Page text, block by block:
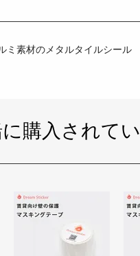
ミ素材のメタルタイルシール
購入されて